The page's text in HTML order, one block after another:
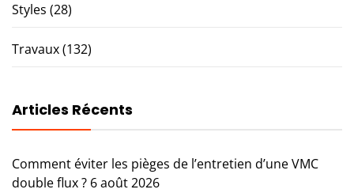
Styles (28)
Travaux(132)
Articles Récents
Comment éviter les pièges de l’entretien d’une VMC
double flux ? 6 août 2026